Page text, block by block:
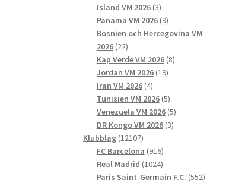
Island VM 2026 33
produkter
Panama VM 2026 99
produkter
Bosnien och Hercegovina VM
2026 2222
produkter
Kap Verde VM 2026 88
Jordan VM 2026 1919
Iran VM 2026 44
produkter
Tunisien VM 2026 55
produkter
Venezuela VM 2026 55
produkter
DR Kongo VM 2026 33
Klubblag 1210712107
produkter
FC Barcelona 916916
produkter
Real Madrid 10241024
produkter
Paris Saint-Germain F.C. 552552